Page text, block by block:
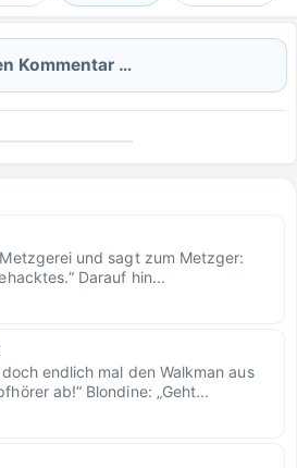
Kommentar …
und sagt zum Metzger:
Darauf hin...
endlich mal den Walkman aus
ab!“ Blondine: „Geht...